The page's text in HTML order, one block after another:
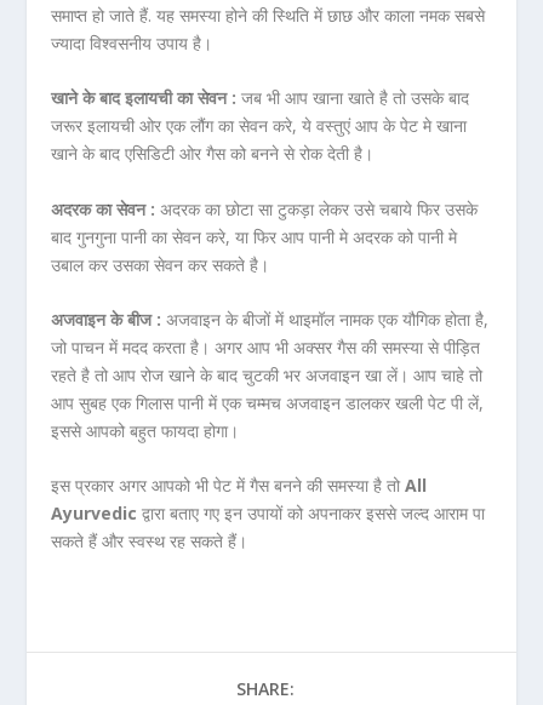
समाप्त हो जाते हैं. यह समस्या होने की स्थिति में छाछ और काला नमक सबसे
ज्यादा विश्वसनीय उपाय है।
खाने के बाद इलायची का सेवन : जब भी आप खाना खाते है तो उसके बाद
जरूर इलायची ओर एक लौंग का सेवन करे, ये वस्तुएं आप के पेट मे खाना
खाने के बाद एसिडिटी ओर गैस को बनने से रोक देती है।
अदरक का सेवन : अदरक का छोटा सा टुकड़ा लेकर उसे चबाये फिर उसके
बाद गुनगुना पानी का सेवन करे, या फिर आप पानी मे अदरक को पानी मे
उबाल कर उसका सेवन कर सकते है।
अजवाइन के बीज : अजवाइन के बीजों में थाइमॉल नामक एक यौगिक होता है,
जो पाचन में मदद करता है। अगर आप भी अक्सर गैस की समस्या से पीड़ित
रहते है तो आप रोज खाने के बाद चुटकी भर अजवाइन खा लें। आप चाहे तो
आप सुबह एक गिलास पानी में एक चम्मच अजवाइन डालकर खली पेट पी लें,
इससे आपको बहुत फायदा होगा।
इस प्रकार अगर आपको भी पेट में गैस बनने की समस्या है तोAll
Ayurvedic द्वारा बताए गए इन उपायों को अपनाकर इससे जल्द आराम पा
सकते हैं और स्वस्थ रह सकते हैं।
SHARE: